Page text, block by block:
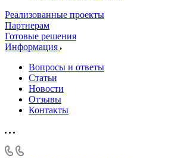
Реализованные проекты
Партнерам
Готовые решения
Информация
Вопросы и ответы
Статьи
Новости
Отзывы
Контакты